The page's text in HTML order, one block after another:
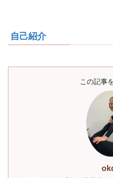
自己紹介
この記事